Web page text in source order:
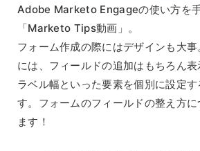
Adobe Marketo Engageの使い方を
「Marketo Tips動画」。
フォーム作成の際にはデザインも大
には、フィールドの追加はもちろん表
ラベル幅といった要素を個別に設定す
す。フォームのフィールドの整え方
ます！